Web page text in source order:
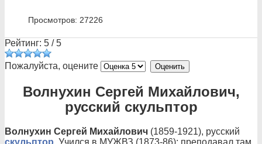
Просмотров: 27226
Рейтинг: 5 /5
Пожалуйста, оцените
Волнухин Сергей Михайлович,
русский скульптор
Волнухин Сергей Михайлович (1859-1921), русский
скульптор . Учился в МУЖВЗ (1873-86); преподавал там